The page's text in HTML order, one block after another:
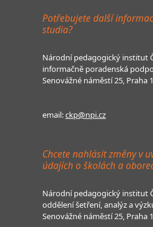
Potřebujete další
studia?
Národní pedagogický institut
informačně poradenská
Senovážné náměstí 25, Praha 1
email:ckp@npi.cz
Chcete nahlásit změny v
údajích o školách a
Národní pedagogický institut
oddělení šetření, analýz a
Senovážné náměstí 25, Praha 1